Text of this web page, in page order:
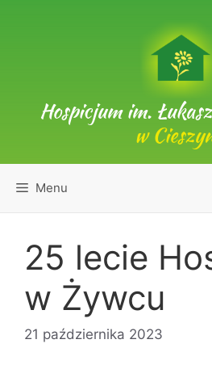
Hospicjum im.
w
Menu
25 lecie
w Żywcu
21 października 2023